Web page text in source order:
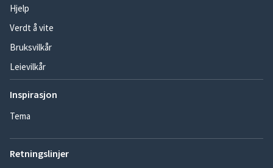
Hjelp
Verdt å vite
Bruksvilkår
Leievilkår
Inspirasjon
Tema
Retningslinjer